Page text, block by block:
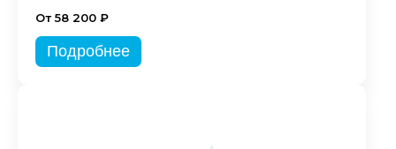
От 58 200 ₽
Подробнее